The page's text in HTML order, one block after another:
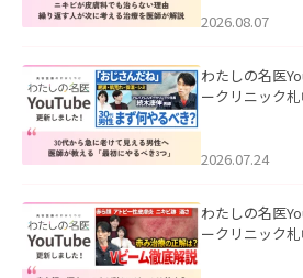
ました。
2026.08.07
わたしの名医
ークリニック
た。
2026.07.24
わたしの名医
ークリニック